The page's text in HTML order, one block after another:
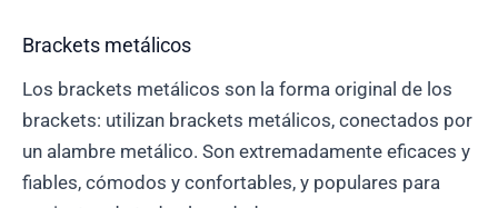
Brackets metálicos
Los brackets metálicos son la forma original de los
brackets: utilizan brackets metálicos, conectados por
un alambre metálico. Son extremadamente eficaces y
fiables, cómodos y confortables, y populares para